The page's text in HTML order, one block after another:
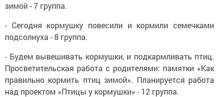
зимой - 7 группа.
- Сегодня кормушку повесили и кормили семечками
подсолнуха - 8 группа.
- Будем вывешивать кормушки, и подкармливать птиц.
Просветительская работа с родителями: памятки «Как
правильно кормить птиц зимой». Планируется работа
над проектом «Птицы у кормушки» - 12 группа.